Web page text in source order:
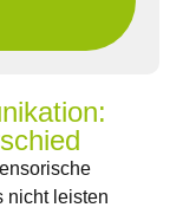
nicht leisten